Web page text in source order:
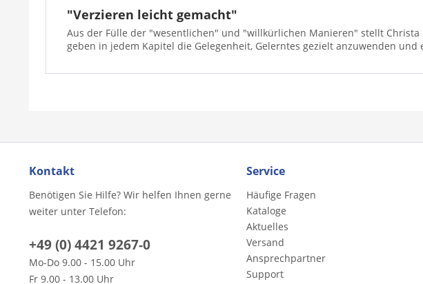
"Verzieren leicht gemacht"
Aus der Fülle der "wesentlichen" und "willkürlichen Manieren" stellt
geben in jedem Kapitel die Gelegenheit, Gelerntes gezielt anzuwenden
Kontakt
Benötigen Sie Hilfe? Wir helfen Ihnen gerne
weiter unter Telefon:
+49 (0) 4421 9267-0
Mo-Do 9.00 - 15.00 Uhr
Fr 9.00 - 13.00 Uhr
Service
Häufige Fragen
Kataloge
Aktuelles
Versand
Ansprechpartner
Support